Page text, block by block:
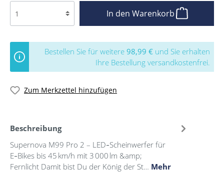
In den Warenkorb
Bestellen Sie für weitere 98,99 € und Sie erhalten
Ihre Bestellung versandkostenfrei.
Zum Merkzettel hinzufügen
Beschreibung
Supernova M99 Pro 2 – LED‑Scheinwerfer für
E‑Bikes bis 45 km/h mit 3 000 lm &amp;
Fernlicht Damit bist Du der König der St… Mehr